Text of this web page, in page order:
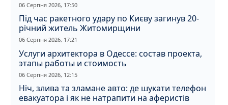
06 Серпня 2026, 17:50
Під час ракетного удару по Києву загинув 20-
річний житель Житомирщини
06 Серпня 2026, 17:21
Услуги архитектора в Одессе: состав проекта,
этапы работы и стоимость
06 Серпня 2026, 12:15
Ніч, злива та зламане авто: де шукати телефон
евакуатора і як не натрапити на аферистів